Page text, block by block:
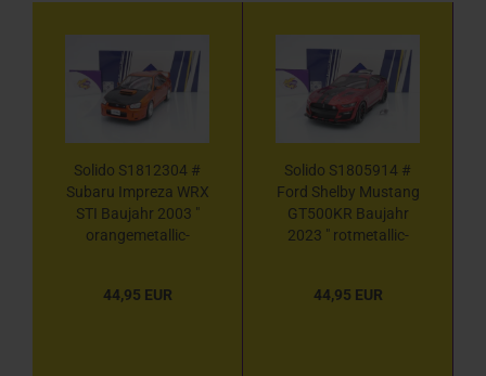
Solido S1812304 #
Subaru Impreza WRX
STI Baujahr 2003 "
orangemetallic-
44,95 EUR
Solido S1805914 #
Ford Shelby Mustang
GT500KR Baujahr
2023 " rotmetallic-
44,95 EUR